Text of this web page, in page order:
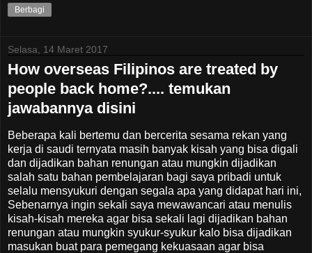
Berbagi
Selasa, 14 Maret 2017
How overseas Filipinos are treated by
people back home?.... temukan
jawabannya disini
Beberapa kali bertemu dan bercerita sesama rekan yang
kerja di saudi ternyata masih banyak kisah yang bisa digali
dan dijadikan bahan renungan atau mungkin dijadikan
salah satu bahan pembelajaran bagi saya pribadi untuk
selalu mensyukuri dengan segala apa yang didapat hari ini,
Sebenarnya ingin sekali saya mewawancari atau menulis
kisah-kisah mereka agar bisa sekali lagi dijadikan bahan
renungan atau mungkin syukur-syukur kalo bisa dijadikan
masukan buat para pemegang kekuasaan agar bisa